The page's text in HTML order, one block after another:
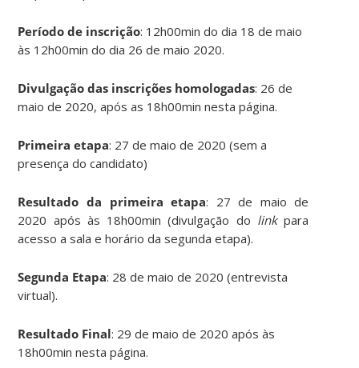
Período de inscrição: 12h00min do dia 18 de maio
às 12h00min do dia 26 de maio 2020.
Divulgação das inscrições homologadas: 26 de
maio de 2020, após as 18h00min nesta página.
Primeira etapa: 27 de maio de 2020 (sem a
presença do candidato)
Resultado da primeira etapa: 27 de maio de
2020 após às 18h00min (divulgação do linkpara
acesso a sala e horário da segunda etapa).
Segunda Etapa: 28 de maio de 2020 (entrevista
virtual).
Resultado Final: 29 de maio de 2020 após às
18h00min nesta página.